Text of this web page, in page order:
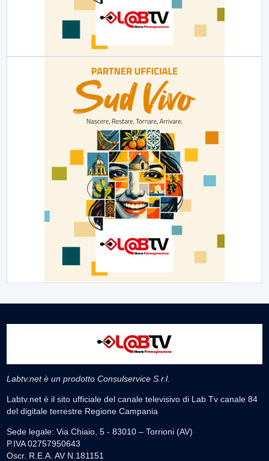
Labtv.net è un prodotto Consulservice S.r.l.
Labtv.net è il sito ufficiale del canale televisivo di Lab Tv canale 84
del digitale terrestre Regione Campania
Sede legale: Via Chiaio, 5 - 83010 – Torrioni (AV)
P.IVA 02757950643
Oscr. R.E.A. AV N.181151